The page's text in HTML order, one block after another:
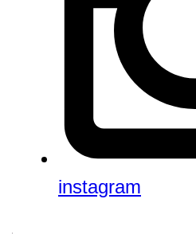
instagram